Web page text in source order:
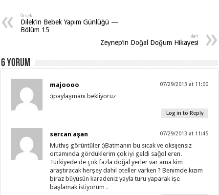
Önceki
Dilek’in Bebek Yapım Günlüğü —
Bölüm 15
İleri
Zeynep’in Doğal Doğum Hikayesi
6 Yorum
majoooo 07/29/2013 at 11:00
:)paylaşmanı bekliyoruz
Log in to Reply
sercan aşan 07/29/2013 at 11:45
Muthiş görüntüler :)Batmanın bu sıcak ve oksijensız
ortamında gördüklerim çok iyi geldi sağol eren.
Türkiyede de çok fazla doğal yerler var ama kim
araştıracak herşey dahil oteller varken ? Benimde kızım
biraz büyüsün karadeniz yayla turu yaparak işe
başlamak istiyorum .